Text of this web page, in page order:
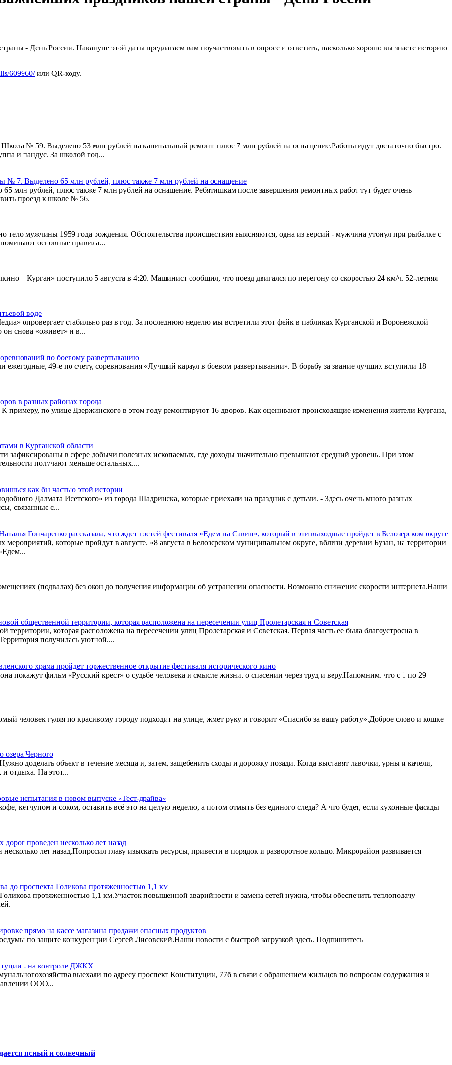
- День России. Накануне этой даты предлагаем вам поучаствовать в опросе и ответить, насколько хорошо вы знаете историю
609960/или QR-коду.
№ 59. Выделено 53 млн рублей на капитальный ремонт, плюс 7 млн рублей на оснащение.Работы идут достаточно быстро.
и пандус. За школой год...
№ 7. Выделено 65 млн рублей, плюс также 7 млн рублей на оснащение
млн рублей, плюс также 7 млн рублей на оснащение. Ребятишкам после завершения ремонтных работ тут будет очень
проезд к школе № 56.
тело мужчины 1959 года рождения. Обстоятельства происшествия выясняются, одна из версий - мужчина утонул при рыбалке с
основные правила...
– Курган» поступило 5 августа в 4:20. Машинист сообщил, что поезд двигался по перегону со скоростью 24 км/ч. 52-летняя
воде
опровергает стабильно раз в год. За последнюю неделю мы встретили этот фейк в пабликах Курганской и Воронежской
он снова «оживет» и в...
по боевому развертыванию
49-е по счету, соревнования «Лучший караул в боевом развертывании». В борьбу за звание лучших вступили 18
в разных районах города
примеру, по улице Дзержинского в этом году ремонтируют 16 дворов. Как оценивают происходящие изменения жители Кургана,
в Курганской области
зафиксированы в сфере добычи полезных ископаемых, где доходы значительно превышают средний уровень. При этом
получают меньше остальных....
как бы частью этой истории
Далмата Исетского» из города Шадринска, которые приехали на праздник с детьми. - Здесь очень много разных
связанные с...
Гончаренко рассказала, что ждет гостей фестиваля «Едем на Савин», который в эти выходные пройдет в Белозерском округе
которые пройдут в августе. «8 августа в Белозерском муниципальном округе, вблизи деревни Бузан, на территории
(подвалах) без окон до получения информации об устранении опасности. Возможно снижение скорости интернета.Наши
общественной территории, которая расположена на пересечении улиц Пролетарская и Советская
территории, которая расположена на пересечении улиц Пролетарская и Советская. Первая часть ее была благоустроена в
получилась уютной....
храма пройдет торжественное открытие фестиваля исторического кино
покажут фильм «Русский крест» о судьбе человека и смысле жизни, о спасении через труд и веру.Напомним, что с 1 по 29
человек гуляя по красивому городу подходит на улице, жмет руку и говорит «Спасибо за вашу работу».Доброе слово и кошке
озера Черного
доделать объект в течение месяца и, затем, защебенить сходы и дорожку позади. Когда выставят лавочки, урны и качели,
и отдыха. На этот...
испытания в новом выпуске «Тест-драйва»
кетчупом и соком, оставить всё это на целую неделю, а потом отмыть без единого следа? А что будет, если кухонные фасады
проведен несколько лет назад
лет назад.Попросил главу изыскать ресурсы, привести в порядок и разворотное кольцо. Микрорайон развивается
до проспекта Голикова протяженностью 1,1 км
протяженностью 1,1 км.Участок повышенной аварийности и замена сетей нужна, чтобы обеспечить теплоподачу
прямо на кассе магазина продажи опасных продуктов
по защите конкуренции Сергей Лисовский.Наши новости с быстрой загрузкой здесь. Подпишитесь
- на контроле ДЖКХ
выехали по адресу проспект Конституции, 77б в связи с обращением жильцов по вопросам содержания и
ООО...
ясный и солнечный